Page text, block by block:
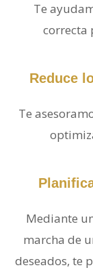
Te
correcta
Reduce
Te
Mediante
marcha de
deseados, te